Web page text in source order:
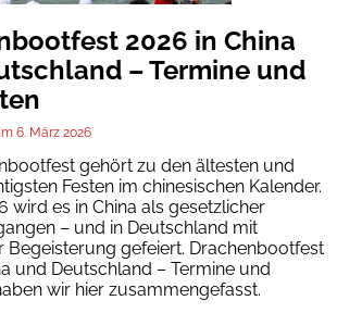
2026 in China
– Termine und
6. März 2026
gehört zu den ältesten und
Festen im chinesischen Kalender.
wird es in China als gesetzlicher
– und in Deutschland mit
Begeisterung gefeiert. Drachenbootfest
und Deutschland – Termine und
wir hier zusammengefasst.